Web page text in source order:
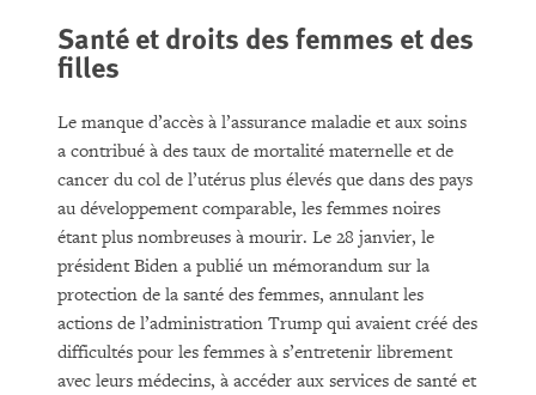
Santé et droits des femmes et des
filles
Le manque d’accès à l’assurance maladie et aux soins
a contribué à des taux de mortalité maternelle et de
cancer du col de l’utérus plus élevés que dans des pays
au développement comparable, les femmes noires
étant plus nombreuses à mourir. Le 28 janvier, le
président Biden a publié un mémorandum sur la
protection de la santé des femmes, annulant les
actions de l’administration Trump qui avaient créé des
difficultés pour les femmes à s’entretenir librement
avec leurs médecins, à accéder aux services de santé et